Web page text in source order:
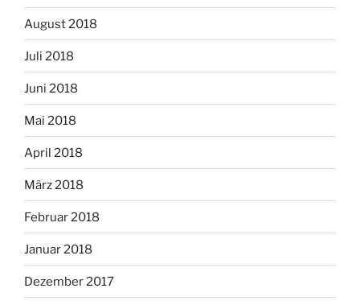
August 2018
Juli 2018
Juni 2018
Mai 2018
April 2018
März 2018
Februar 2018
Januar 2018
Dezember 2017